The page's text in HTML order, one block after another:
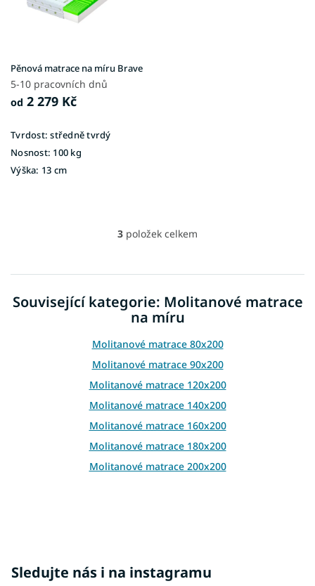
Pěnová matrace na míru Brave
5-10 pracovních dnů
od 2 279 Kč
Tvrdost: středně tvrdý
Nosnost: 100 kg
Výška: 13 cm
O
á
a
c
p
r
v
k
y
v
ý
p
i
s
3 položek celkem
Související kategorie: Molitanové matrace
na míru
Molitanové matrace 80x200
Molitanové matrace 90x200
Molitanové matrace 120x200
Molitanové matrace 140x200
Molitanové matrace 160x200
Molitanové matrace 180x200
Molitanové matrace 200x200
Sledujte nás i na instagramu